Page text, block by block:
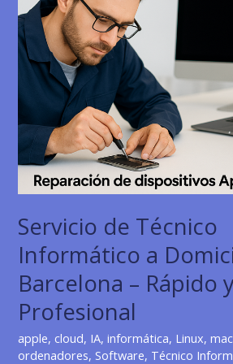
Servicio de Técnico
Informático a
Barcelona – Rápido
Profesional
apple,cloud, IA,informática, Linux,mac
ordenadores,Software, Técnico